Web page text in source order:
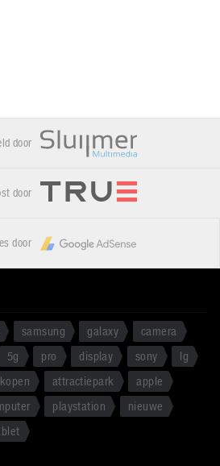
door
door
door
samsung galaxy
camera
5g pro display sony
lg
kopen attractiepark
apple
playstation
nieuwe